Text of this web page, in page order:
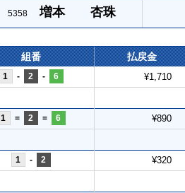
5358 増本 杏珠
組番 払戻金
1 - 2 - 6 ¥1,710
1 = 2 = 6 ¥890
1 - 2 ¥320